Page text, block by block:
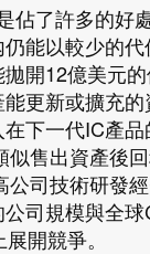
佔了許多的好
能以較少的
開12億美元
更新或擴充
下一代IC產
似售出資產後
司技術研發
司規模與全
開競爭。